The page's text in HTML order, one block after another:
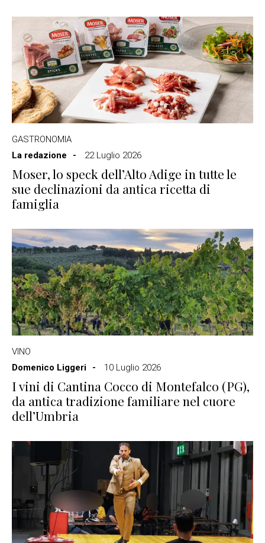
GASTRONOMIA
La redazione
22 Luglio 2026
Moser, lo speck dell’Alto Adige in tutte le
sue declinazioni da antica ricetta di
famiglia
VINO
Domenico Liggeri
10 Luglio 2026
I vini di Cantina Cocco di Montefalco (PG),
da antica tradizione familiare nel cuore
dell’Umbria